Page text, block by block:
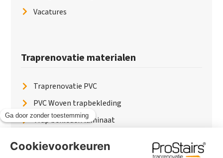
Vacatures
Traprenovatie materialen
Traprenovatie PVC
PVC Woven trapbekleding
Trap bekleden laminaat
Traptreden beton